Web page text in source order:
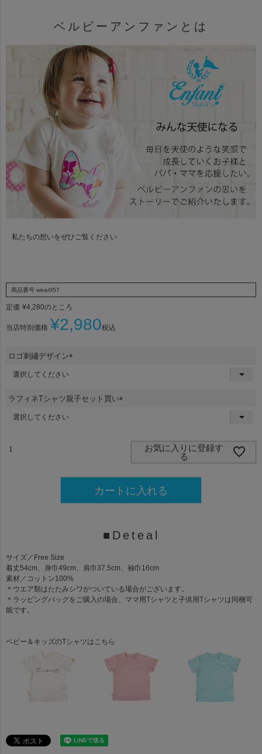
ベルビーアンファンとは
私たちの想いをぜひご覧ください
商品番号 wear057
定価 ¥4,280のところ
当店特別価格 ¥2,980税込
ロゴ刺繡デザイン
)
ラフィネTシャツ親子セット買い
お気に入りに登録す
る
カートに入れる
■Deteal
サイズ／Free Size
着丈54cm、身巾49cm、肩巾37.5cm、袖巾16cm
素材 ／コットン100%
＊ウエア類はたたみシワがついている場合がございます。
＊ラッピングバッグをご購入の場合、ママ用Tシャツと子供用Tシャツは同梱可
能です。
ベビー＆キッズのTシャツはこちら